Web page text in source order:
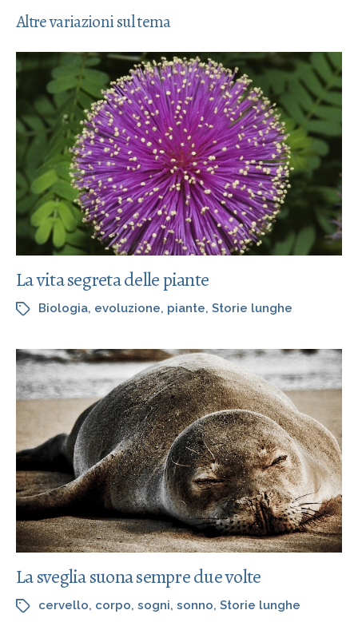
Altre variazioni sul tema
La vita segreta delle piante
Biologia, evoluzione, piante, Storie lunghe
La sveglia suona sempre due volte
cervello, corpo, sogni, sonno, Storie lunghe